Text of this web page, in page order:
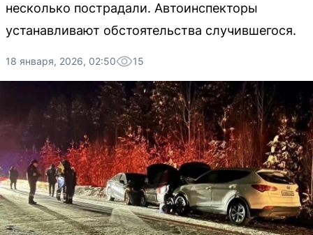
несколько пострадали. Автоинспекторы
устанавливают обстоятельства случившегося.
18 января, 2026, 02:50 15